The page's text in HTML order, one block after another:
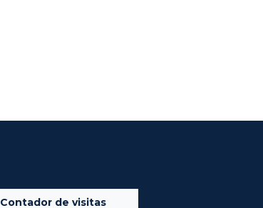
Contador de visitas